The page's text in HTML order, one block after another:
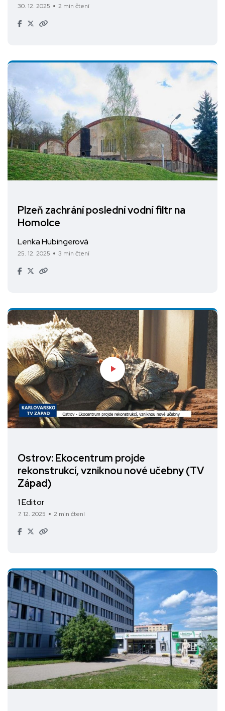
30. 12. 2025 2 min čtení
Plzeň zachrání poslední vodní filtr na
Homolce
Lenka Hubingerová
25. 12. 2025 3 min čtení
Ostrov: Ekocentrum projde
rekonstrukcí, vzniknou nové učebny (TV
Západ)
1 Editor
7. 12. 2025 2 min čtení